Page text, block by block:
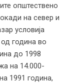
општествено
на север и
условија
година во
до 1998
на 14.000-
1991 година,